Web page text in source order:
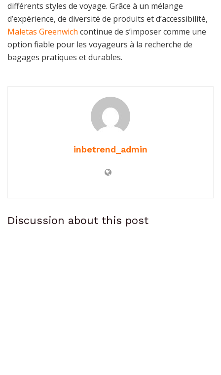
différents styles de voyage. Grâce à un mélange
d’expérience, de diversité de produits et d’accessibilité,
Maletas Greenwich continue de s’imposer comme une
option fiable pour les voyageurs à la recherche de
bagages pratiques et durables.
inbetrend_admin
Discussion about this post